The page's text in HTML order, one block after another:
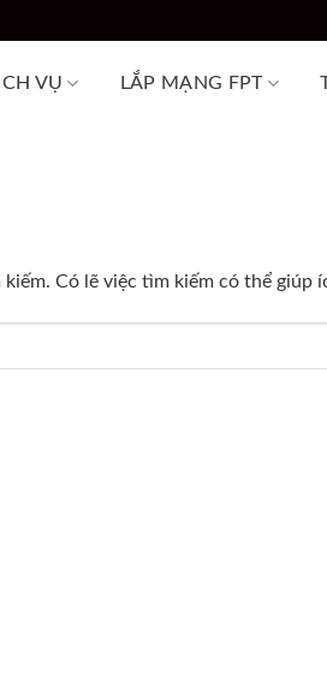
VỤ LẮP MẠNG FPT
Có lẽ việc tìm kiếm có thể giúp